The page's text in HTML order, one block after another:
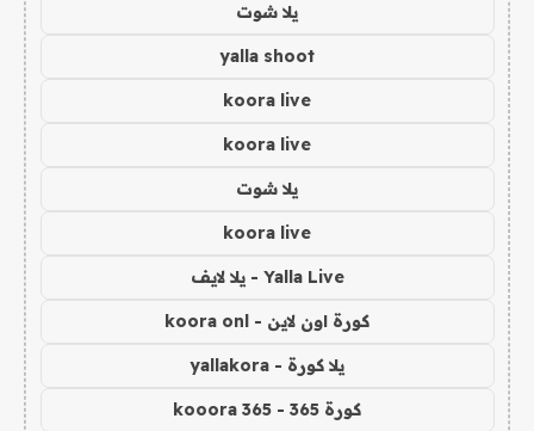
يلا شوت
yalla shoot
koora live
koora live
يلا شوت
koora live
Yalla Live - يلا لايف
كورة اون لاين - koora onl
يلا كورة - yallakora
كورة 365 - kooora 365